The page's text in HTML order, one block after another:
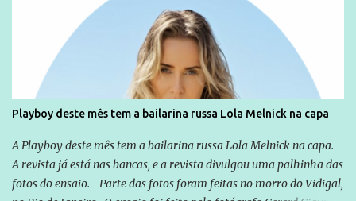
cotidiana, corriqueira e cada vez mais preocupantes, do tipo que
você já esta acostumado a ver neste espaço, vou trabalhar a ideia
que possibilite distribuir não só informações, mas que gere de
forma consistente a riqueza do conhecimento... Exemplo: o
cidadão brasileiro não precisa só ser informado sobre operações
da Lava Jato, Reformas que podem retirar ou não direitos, ou
quem vai ser preso ou não; é preciso levar até as pessoas, do mais
simples ao mais burguês, o que diz a nossa Constituição, quais são
seus direitos e deveres em ...
Playboy deste mês tem a bailarina russa Lola Melnick na capa
A Playboy deste mês tem a bailarina russa Lola Melnick na capa.
A revista já está nas bancas, e a revista divulgou uma palhinha das
fotos do ensaio. Parte das fotos foram feitas no morro do Vidigal,